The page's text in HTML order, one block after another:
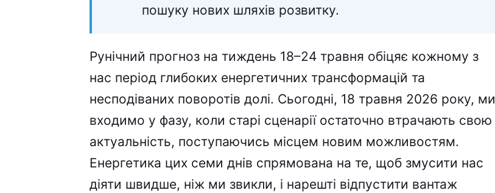
пошуку нових шляхів розвитку.
Рунічний прогноз на тиждень 18–24 травня обіцяє кожному з
нас період глибоких енергетичних трансформацій та
несподіваних поворотів долі. Сьогодні, 18 травня 2026 року, ми
входимо у фазу, коли старі сценарії остаточно втрачають свою
актуальність, поступаючись місцем новим можливостям.
Енергетика цих семи днів спрямована на те, щоб змусити нас
діяти швидше, ніж ми звикли, і нарешті відпустити вантаж